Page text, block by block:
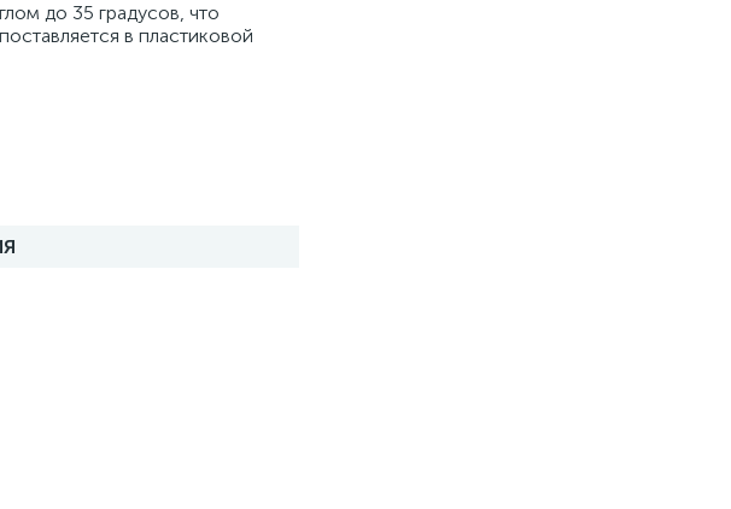
до 35 градусов, что
в пластиковой